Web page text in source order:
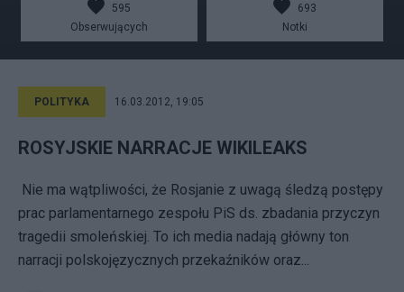
595
Obserwujących
693
Notki
POLITYKA 16.03.2012, 19:05
ROSYJSKIE NARRACJE WIKILEAKS
Nie ma wątpliwości, że Rosjanie z uwagą śledzą postępy
prac parlamentarnego zespołu PiS ds. zbadania przyczyn
tragedii smoleńskiej. To ich media nadają główny ton
narracji polskojęzycznych przekaźników oraz...